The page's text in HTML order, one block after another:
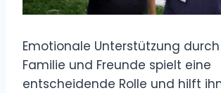
Emotionale Unterstützung
Familie und Freunde spielt eine
entscheidende Rolle und hilft